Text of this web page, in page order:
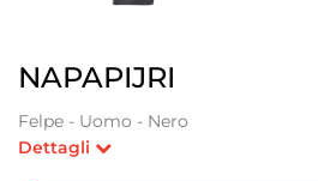
NAPAPIJRI
Felpe - Uomo - Nero
Dettagli